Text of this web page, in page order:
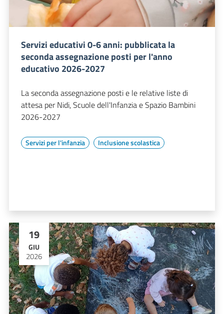
Servizi educativi 0-6 anni: pubblicata la
seconda assegnazione posti per l'anno
educativo 2026-2027
La seconda assegnazione posti e le relative liste di
attesa per Nidi, Scuole dell'Infanzia e Spazio Bambini
2026-2027
Servizi per l'infanzia Inclusione scolastica
19
GIU
2026